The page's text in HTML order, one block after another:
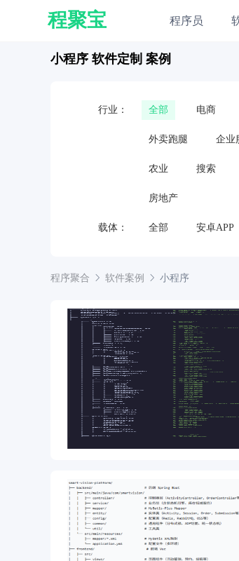
程聚宝 程序员
小程序 软件定制 案例
行业： 全部 电商
外卖跑腿 企业
农业 搜索
房地产
载体： 全部 安卓APP
程序聚合 软件案例 小程序